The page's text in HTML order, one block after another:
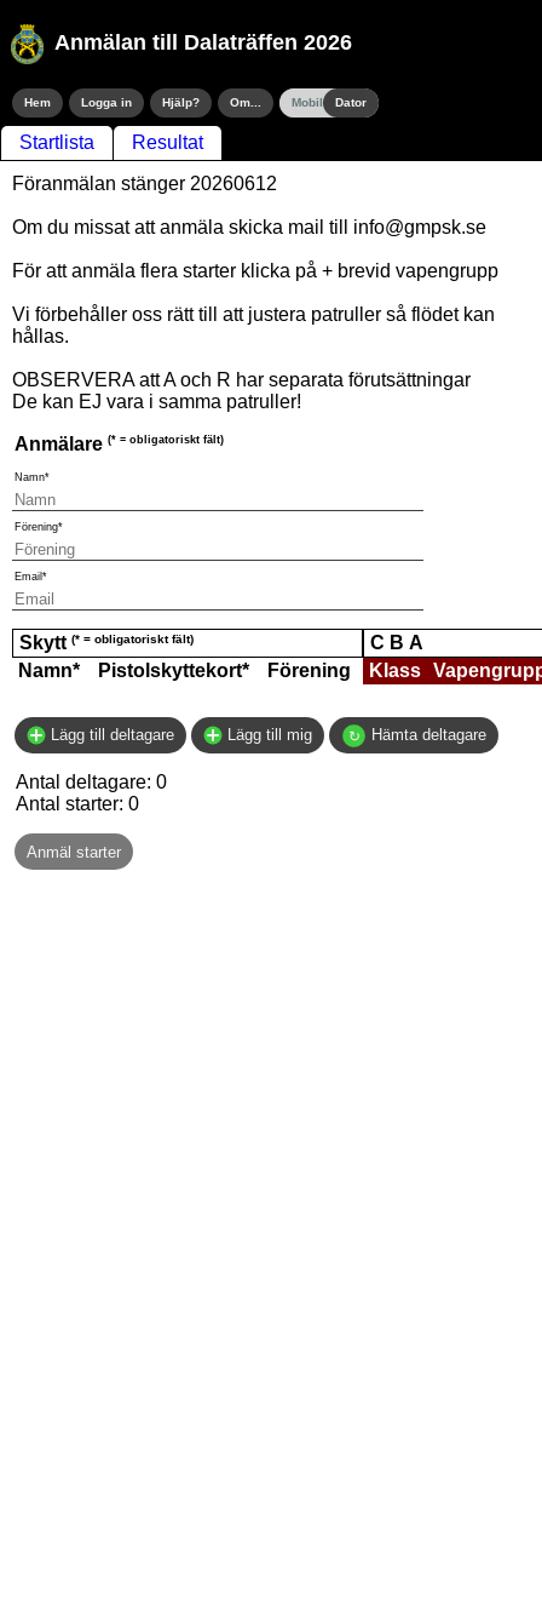
Anmälan till Dalaträffen 2026
Hem Logga in Hjälp? Om... Mobil Dator
Startlista
Resultat
Föranmälan stänger 20260612
Om du missat att anmäla skicka mail till info@gmpsk.se
För att anmäla flera starter klicka på + brevid vapengrupp
Vi förbehåller oss rätt till att justera patruller så flödet kan
hållas.
OBSERVERA att A och R har separata förutsättningar
De kan EJ vara i samma patruller!
Anmälare (* = obligatoriskt fält)
Namn*
Förening*
Email*
Skytt (* = obligatoriskt fält)
C B A
Namn*
Pistolskyttekort* Förening Klass
Lägg till deltagare Lägg till mig Hämta deltagare
Antal deltagare: 0
Antal starter: 0
Anmäl starter